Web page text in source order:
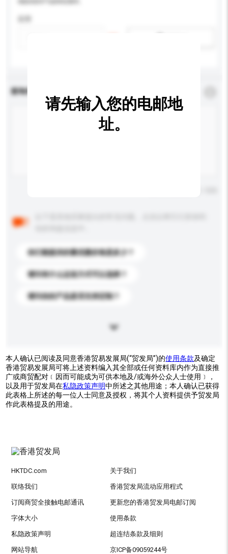
查询内容
你们能提供的最优惠价格是多少？
请问有什么运送方式可以选择？
请问你的产品是否支持定制？
请先输入您的电邮地
址。
本人确认已阅读及同意香港贸易发展局(“贸发局”)的使用条款及确定
香港贸易发展局可将上述资料编入其全部或任何资料库内作为直接推
广或商贸配对﹝因而可能成为可供本地及/或海外公众人士使用﹞，
以及用于贸发局在私隐政策声明中所述之其他用途；本人确认已获得
此表格上所述的每一位人士同意及授权，将其个人资料提供予贸发局
作此表格提及的用途。
HKTDC.com 关于我们
联络我们 香港贸发局流动应用程式
订阅商贸全接触电邮通讯 更新您的香港贸发局电邮订阅
字体大小 使用条款
私隐政策声明 超连结条款及细则
网站导航 京ICP备09059244号